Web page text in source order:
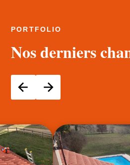
PORTFOLIO
Nos derniers